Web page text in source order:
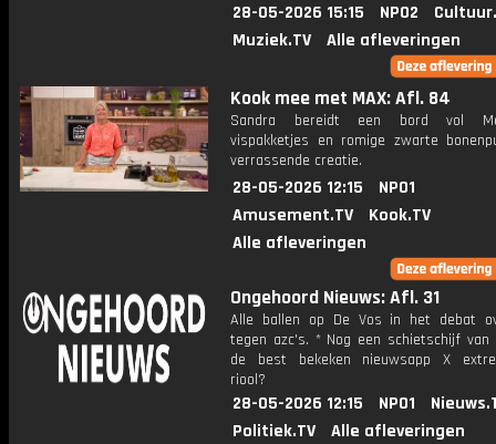
28-05-2026 15:15 NPO2
Muziek.TV
Alle afleveringen
Kook mee met MAX: Afl. 84
Sandra bereidt een bord vol
vispakketjes en romige zwarte
verrassende creatie.
28-05-2026 12:15
NPO1
Amusement.TV
Kook.TV
Alle afleveringen
Ongehoord Nieuws: Afl. 31
Alle ballen op De Vos in het debat
tegen azc's. * Nog een schietschijf van
de best bekeken nieuwsapp X
riool?
28-05-2026 12:15 NPO1
Politiek.TV
Alle afleveringen